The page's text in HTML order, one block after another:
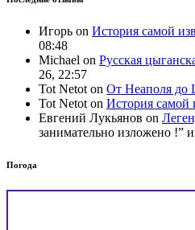
Игорь on История самой
08:48
Michael on Русская
26, 22:57
Tot Netot on От Неаполя
Tot Netot on История самой
Евгений Лукьянов on
занимательно изложено !”
Погода